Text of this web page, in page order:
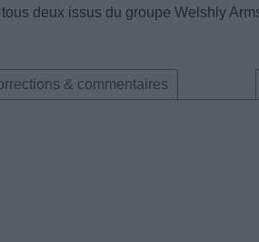
deux issus du groupe Welshly
& commentaires